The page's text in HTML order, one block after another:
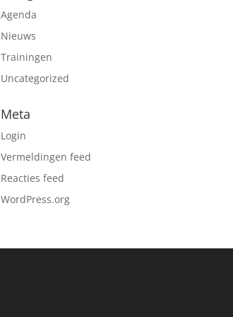
Agenda
Nieuws
Trainingen
Uncategorized
Meta
Login
Vermeldingen feed
Reacties feed
WordPress.org